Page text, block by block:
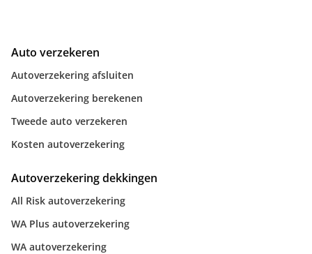
Auto verzekeren
Autoverzekering afsluiten
Autoverzekering berekenen
Tweede auto verzekeren
Kosten autoverzekering
Autoverzekering dekkingen
All Risk autoverzekering
WA Plus autoverzekering
WA autoverzekering